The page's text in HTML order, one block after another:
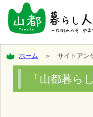
ホーム ＞ サイトアン
「山都暮ら